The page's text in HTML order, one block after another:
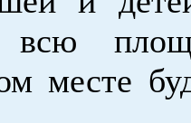
всю
месте